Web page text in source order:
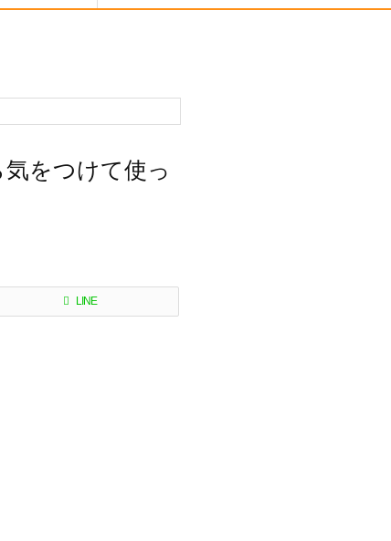
をつけて使っ
LINE